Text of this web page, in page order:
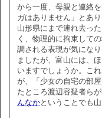
から一度、母親と連絡
ガはありません」とあ
山形県にまで連れ去っ
く、物理的に拘束して
調される表現が気にな
ましたが、富山には、
いますでしょうか。こ
が、「少女の自宅の部
たところ渡辺容疑者ら
んなかということでも